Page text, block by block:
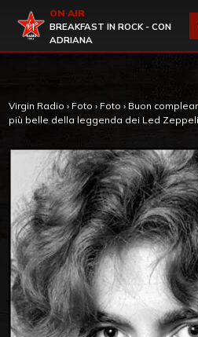
Virgin Radio
ON AIR
BREAKFAST IN ROCK - CON
ADRIANA
Virgin Radio › Foto › Foto › Buon
più belle della leggenda dei Led